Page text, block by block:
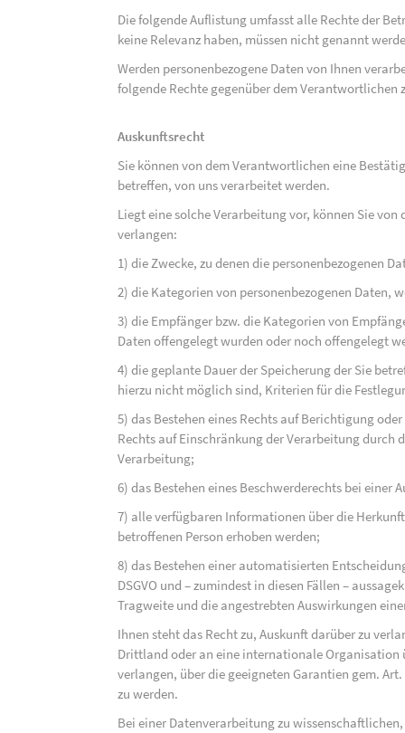
Die folgende Auflistung umfasst alle Rechte der
keine Relevanz haben, müssen nicht genannt
Werden personenbezogene Daten von Ihnen
folgende Rechte gegenüber dem Verantwortlichen
Auskunftsrecht
Sie können von dem Verantwortlichen eine
betreffen, von uns verarbeitet werden.
Liegt eine solche Verarbeitung vor, können Sie
verlangen:
1) die Zwecke, zu denen die personenbezogenen
2) die Kategorien von personenbezogenen Daten,
3) die Empfänger bzw. die Kategorien von
Daten offengelegt wurden oder noch offengelegt
4) die geplante Dauer der Speicherung der Sie
hierzu nicht möglich sind, Kriterien für die
5) das Bestehen eines Rechts auf Berichtigung
Rechts auf Einschränkung der Verarbeitung durch
Verarbeitung;
6) das Bestehen eines Beschwerderechts bei einer
7) alle verfügbaren Informationen über die
betroffenen Person erhoben werden;
8) das Bestehen einer automatisierten
DSGVO und – zumindest in diesen Fällen –
Tragweite und die angestrebten Auswirkungen
Ihnen steht das Recht zu, Auskunft darüber zu
Drittland oder an eine internationale Organisation
verlangen, über die geeigneten Garantien gem.
zu werden.
Bei einer Datenverarbeitung zu